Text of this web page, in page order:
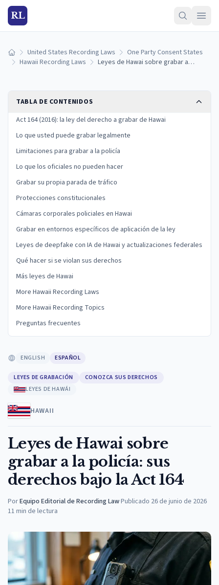
RL
Inicio United States Recording Laws
One Party Consent States
Hawaii Recording Laws
Leyes de Hawai sobre grabar a la policía: sus derechos bajo la Act 164
TABLA DE CONTENIDOS
Act 164 (2016): la ley del derecho a grabar de Hawai
Lo que usted puede grabar legalmente
Limitaciones para grabar a la policía
Lo que los oficiales no pueden hacer
Grabar su propia parada de tráfico
Protecciones constitucionales
Cámaras corporales policiales en Hawai
Grabar en entornos específicos de aplicación de la ley
Leyes de deepfake con IA de Hawai y actualizaciones federales
Qué hacer si se violan sus derechos
Más leyes de Hawai
More Hawaii Recording Laws
More Hawaii Recording Topics
Preguntas frecuentes
ENGLISH ESPAÑOL
LEYES DE GRABACIÓN
CONOZCA SUS DERECHOS
LEYES DE HAWÁI
HAWAII
Leyes de Hawai sobre
grabar a la policía: sus
derechos bajo la Act 164
PorEquipo Editorial de Recording Law·Publicado 26 de junio de 2026
11 min de lectura